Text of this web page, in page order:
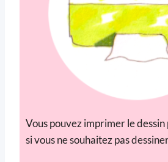
Vous pouvez imprimer le
si vous ne souhaitez pas